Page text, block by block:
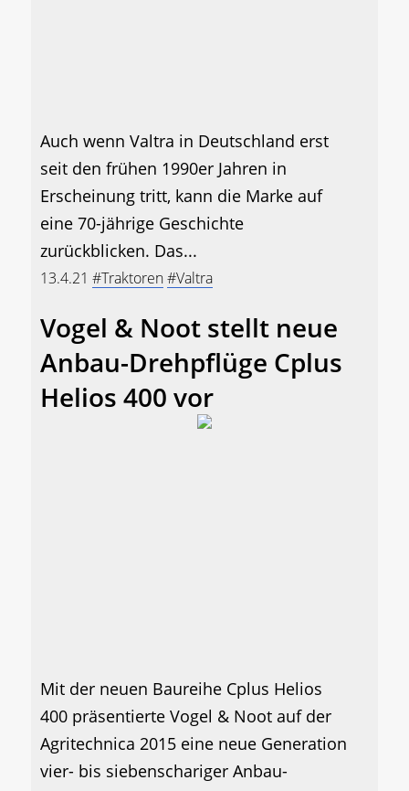
Auch wenn Valtra in Deutschland erst
seit den frühen 1990er Jahren in
Erscheinung tritt, kann die Marke auf
eine 70-jährige Geschichte
zurückblicken. Das...
13.4.21 #Traktoren#Valtra
Vogel & Noot stellt neue
Anbau-Drehpflüge Cplus
Helios 400 vor
Mit der neuen Baureihe Cplus Helios
400 präsentierte Vogel & Noot auf der
Agritechnica 2015 eine neue Generation
vier- bis siebenschariger Anbau-